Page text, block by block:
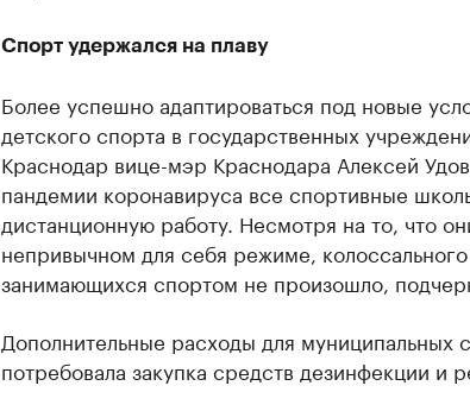
Спорт удержался на плаву
Более успешно адаптироваться под новые
детского спорта в государственных
Краснодар вице-мэр Краснодара Алексей
пандемии коронавируса все спортивные
дистанционную работу. Несмотря на то, что
непривычном для себя режиме,
занимающихся спортом не произошло,
Дополнительные расходы для муниципальных
потребовала закупка средств дезинфекции и